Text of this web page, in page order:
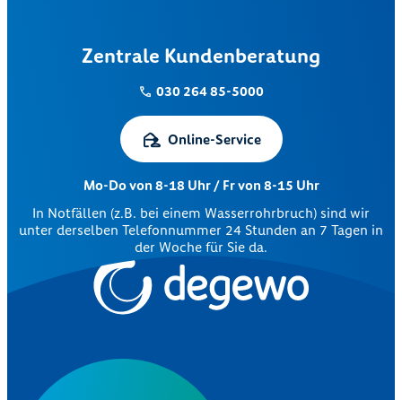
Zentrale Kundenberatung
030 264 85-5000
Online-Service
Mo-Do von 8-18 Uhr / Fr von 8-15 Uhr
In Notfällen (z.B. bei einem Wasserrohrbruch) sind wir
unter derselben Telefonnummer 24 Stunden an 7 Tagen in
der Woche für Sie da.